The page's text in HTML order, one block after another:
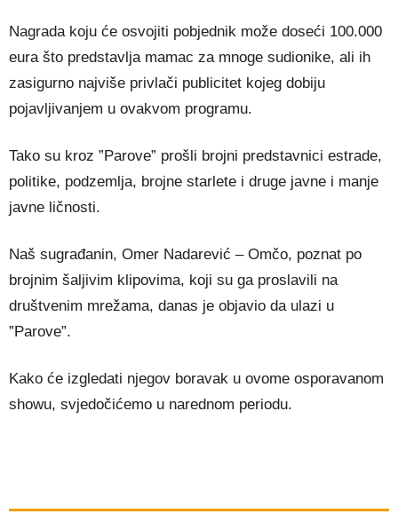
Nagrada koju će osvojiti pobjednik može doseći 100.000
eura što predstavlja mamac za mnoge sudionike, ali ih
zasigurno najviše privlači publicitet kojeg dobiju
pojavljivanjem u ovakvom programu.
Tako su kroz ”Parove” prošli brojni predstavnici estrade,
politike, podzemlja, brojne starlete i druge javne i manje
javne ličnosti.
Naš sugrađanin, Omer Nadarević – Omčo, poznat po
brojnim šaljivim klipovima, koji su ga proslavili na
društvenim mrežama, danas je objavio da ulazi u
”Parove”.
Kako će izgledati njegov boravak u ovome osporavanom
showu, svjedočićemo u narednom periodu.